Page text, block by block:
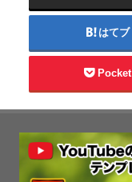
はてブ
Pocket